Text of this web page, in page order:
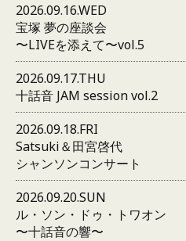
2026.09.16.WED
宝塚 夢の座談会
〜LIVEを添えて〜vol.5
2026.09.17.THU
十話音 JAM session vol.2
2026.09.18.FRI
Satsuki＆田宮啓代
シャンソンコンサート
2026.09.20.SUN
ル・ソン・ドゥ・トワオン
〜十話音の響〜